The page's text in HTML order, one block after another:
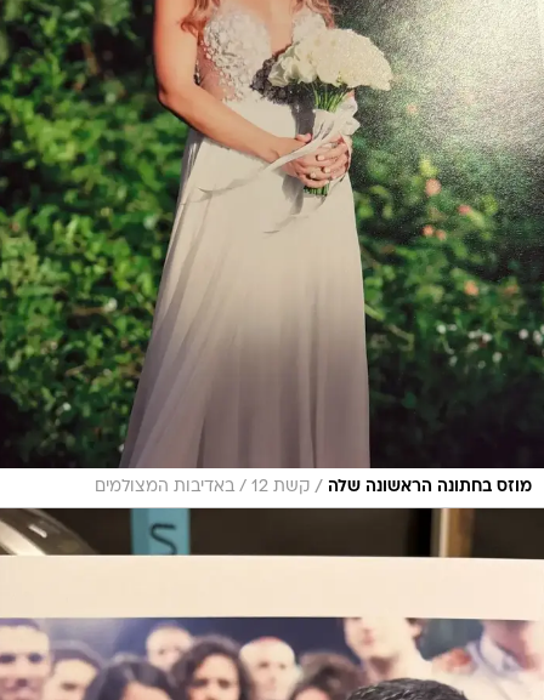
מוזס בחתונה הראשונה שלה / קשת 12 / באדיבות המצולמים